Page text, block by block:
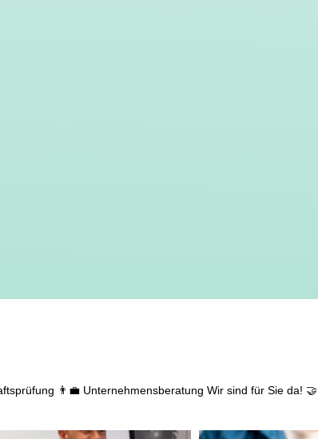
Teamfrühstück
👨‍💼 Unternehmensberatung Wir sind für Sie da! 🤝